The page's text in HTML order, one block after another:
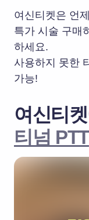
여신티켓은 언
특가 시술 구매
하세요.
사용하지 못한
가능!
여신티
티넘 PTT